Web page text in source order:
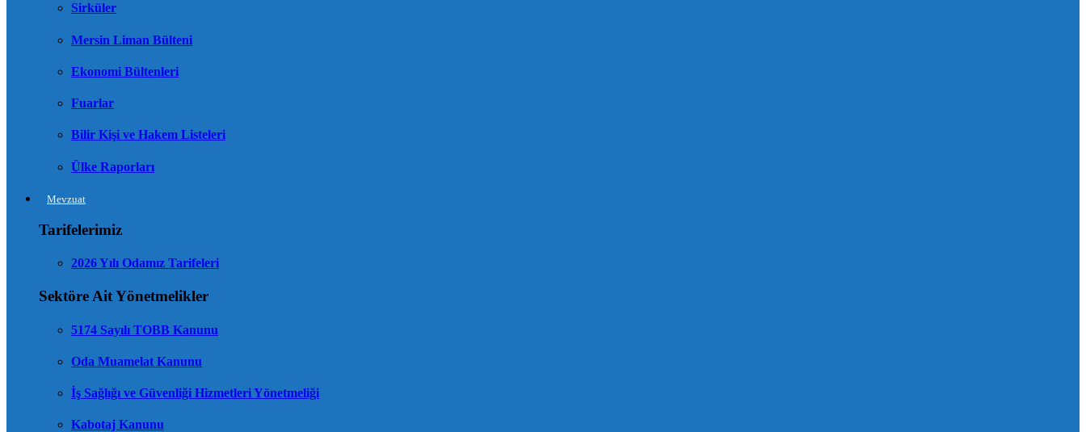
Sirküler
Mersin Liman Bülteni
Ekonomi Bültenleri
Fuarlar
Bilir Kişi ve Hakem Listeleri
Ülke Raporları
Mevzuat
Tarifelerimiz
2026 Yılı Odamız Tarifeleri
Sektöre Ait Yönetmelikler
5174 Sayılı TOBB Kanunu
Oda Muamelat Kanunu
İş Sağlığı ve Güvenliği Hizmetleri Yönetmeliği
Kabotaj Kanunu